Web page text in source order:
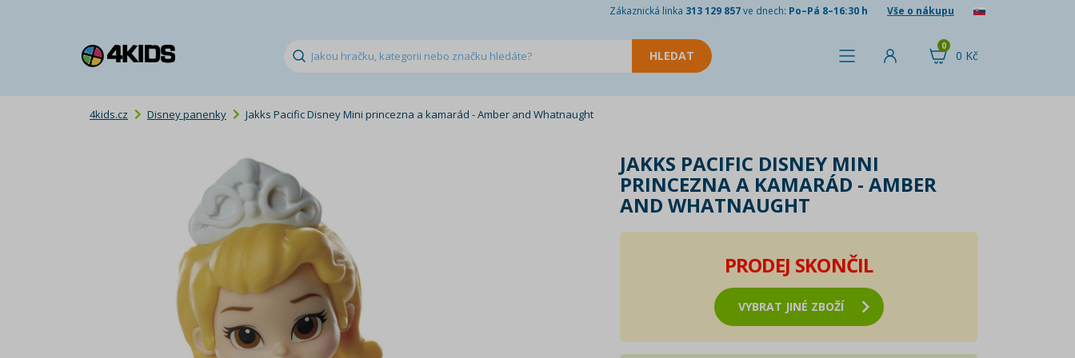
Zákaznická linka 313 129 857ve dnech: Po–Pá 8–16:30 h Vše o nákupu
0 Kč
0
4kids.cz Disney panenky Jakks Pacific Disney Mini princezna a kamarád - Amber and Whatnaught
JAKKS PACIFIC DISNEY MINI
PRINCEZNA A KAMARÁD - AMBER
AND WHATNAUGHT
PRODEJ SKONČIL
VYBRAT JINÉ ZBOŽÍ